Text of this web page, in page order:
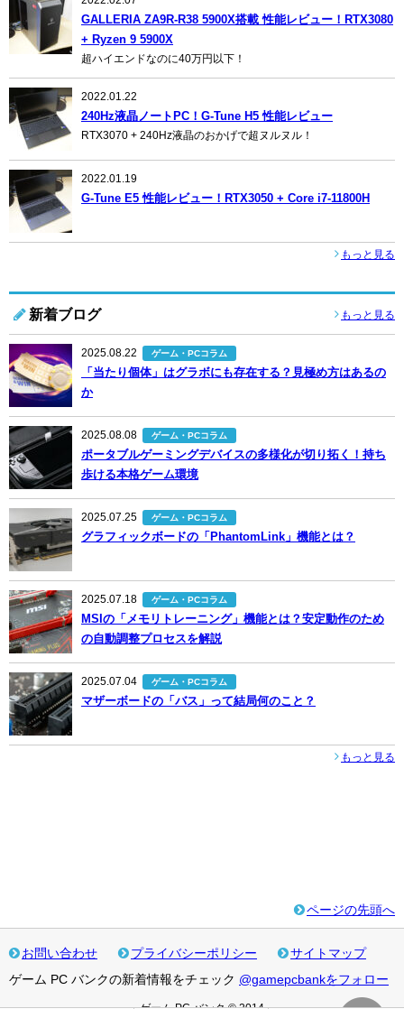
GALLERIA ZA9R-R38 5900X搭載 性能レビュー！RTX3080
+ Ryzen 9 5900X
超ハイエンドなのに40万円以下！
2022.01.22
240Hz液晶ノートPC！G-Tune H5 性能レビュー
RTX3070 + 240Hz液晶のおかげで超ヌルヌル！
2022.01.19
G-Tune E5 性能レビュー！RTX3050 + Core i7-11800H
もっと見る
新着ブログ もっと見る
2025.08.22 ゲーム・PCコラム
「当たり個体」はグラボにも存在する？見極め方はあるの
か
2025.08.08 ゲーム・PCコラム
ポータブルゲーミングデバイスの多様化が切り拓く！持ち
歩ける本格ゲーム環境
2025.07.25 ゲーム・PCコラム
グラフィックボードの「PhantomLink」機能とは？
2025.07.18 ゲーム・PCコラム
MSIの「メモリトレーニング」機能とは？安定動作のため
の自動調整プロセスを解説
2025.07.04 ゲーム・PCコラム
マザーボードの「バス」って結局何のこと？
もっと見る
ページの先頭へ
お問い合わせ プライバシーポリシー
サイトマップ
ゲーム PC バンクの新着情報をチェック @gamepcbankをフォロー